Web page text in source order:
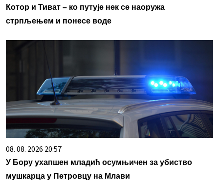
Котор и Тиват – ко путује нек се наоружа
стрпљењем и понесе воде
08. 08. 2026 20:57
У Бору ухапшен младић осумњичен за убиство
мушкарца у Петровцу на Млави